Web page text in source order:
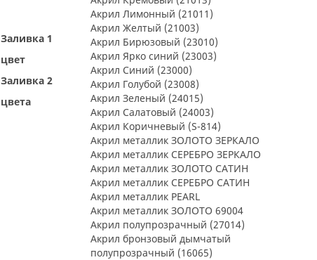
Заливка 1
цвет
Заливка 2
цвета
Акрил Лимонный (21011)
Акрил Желтый (21003)
Акрил Бирюзовый (23010)
Акрил Ярко синий (23003)
Акрил Синий (23000)
Акрил Голубой (23008)
Акрил Зеленый (24015)
Акрил Салатовый (24003)
Акрил Коричневый (S-814)
Акрил металлик ЗОЛОТО ЗЕРКАЛО
Акрил металлик СЕРЕБРО ЗЕРКАЛО
Акрил металлик ЗОЛОТО САТИН
Акрил металлик СЕРЕБРО САТИН
Акрил металлик PEARL
Акрил металлик ЗОЛОТО 69004
Акрил полупрозрачный (27014)
Акрил бронзовый дымчатый
полупрозрачный (16065)